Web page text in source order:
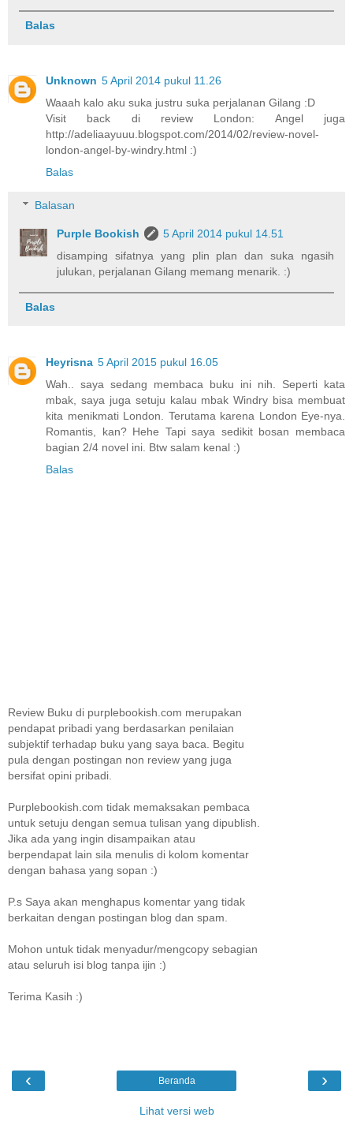
Balas
Unknown 5 April 2014 pukul 11.26
Waaah kalo aku suka justru suka perjalanan Gilang :D
Visit back di review London: Angel juga
http://adeliaayuuu.blogspot.com/2014/02/review-novel-
london-angel-by-windry.html :)
Balas
Balasan
Purple Bookish
5 April 2014 pukul 14.51
disamping sifatnya yang plin plan dan suka ngasih
julukan, perjalanan Gilang memang menarik. :)
Balas
Heyrisna 5 April 2015 pukul 16.05
Wah.. saya sedang membaca buku ini nih. Seperti kata
mbak, saya juga setuju kalau mbak Windry bisa membuat
kita menikmati London. Terutama karena London Eye-nya.
Romantis, kan? Hehe Tapi saya sedikit bosan membaca
bagian 2/4 novel ini. Btw salam kenal :)
Balas
Review Buku di purplebookish.com merupakan
pendapat pribadi yang berdasarkan penilaian
subjektif terhadap buku yang saya baca. Begitu
pula dengan postingan non review yang juga
bersifat opini pribadi.
Purplebookish.com tidak memaksakan pembaca
untuk setuju dengan semua tulisan yang dipublish.
Jika ada yang ingin disampaikan atau
berpendapat lain sila menulis di kolom komentar
dengan bahasa yang sopan :)
P.s Saya akan menghapus komentar yang tidak
berkaitan dengan postingan blog dan spam.
Mohon untuk tidak menyadur/mengcopy sebagian
atau seluruh isi blog tanpa ijin :)
Terima Kasih :)
‹ ›
Beranda
Lihat versi web